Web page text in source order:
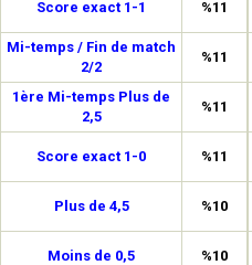
Score exact 1-1 %11
Mi-temps / Fin de match
2/2
%11
1ère Mi-temps Plus de
2,5
%11
Score exact 1-0 %11
Plus de 4,5 %10
Moins de 0,5 %10